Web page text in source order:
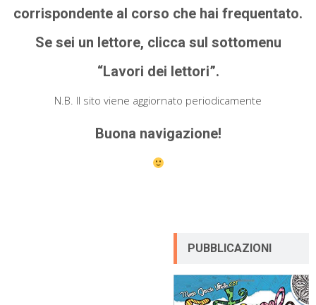
corrispondente al corso che hai frequentato.
Se sei un lettore, clicca sul sottomenu
“Lavori dei lettori”.
N.B. Il sito viene aggiornato periodicamente
Buona navigazione!
PUBBLICAZIONI